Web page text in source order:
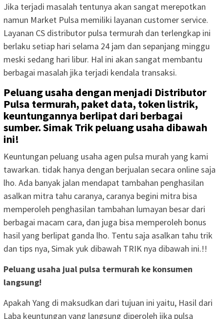
Jika terjadi masalah tentunya akan sangat merepotkan
namun Market Pulsa memiliki layanan customer service.
Layanan CS distributor pulsa termurah dan terlengkap ini
berlaku setiap hari selama 24 jam dan sepanjang minggu
meski sedang hari libur. Hal ini akan sangat membantu
berbagai masalah jika terjadi kendala transaksi.
Peluang usaha dengan menjadi Distributor
Pulsa termurah, paket data, token listrik,
keuntungannya berlipat dari berbagai
sumber. Simak Trik peluang usaha dibawah
ini!
Keuntungan peluang usaha agen pulsa murah yang kami
tawarkan. tidak hanya dengan berjualan secara online saja
lho. Ada banyak jalan mendapat tambahan penghasilan
asalkan mitra tahu caranya, caranya begini mitra bisa
memperoleh penghasilan tambahan lumayan besar dari
berbagai macam cara, dan juga bisa memperoleh bonus
hasil yang berlipat ganda lho. Tentu saja asalkan tahu trik
dan tips nya, Simak yuk dibawah TRIK nya dibawah ini.!!
Peluang usaha jual pulsa termurah ke konsumen
langsung!
Apakah Yang di maksudkan dari tujuan ini yaitu, Hasil dari
Laba keuntungan yang langsung diperoleh jika pulsa